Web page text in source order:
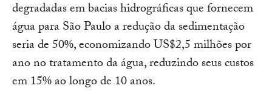
degradadas em bacias hidrográficas que fornecem
água para São Paulo a redução da sedimentação
seria de 50%, economizando US$2,5 milhões por
ano no tratamento da água, reduzindo seus custos
em 15% ao longo de 10 anos.